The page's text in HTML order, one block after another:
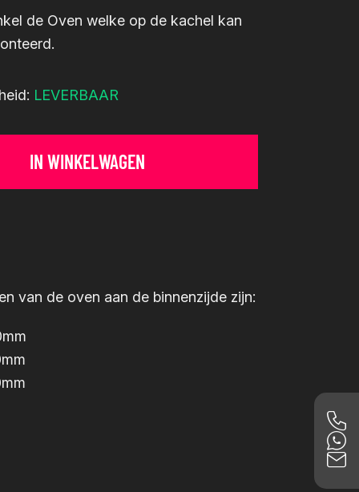
de Oven welke op de kachel kan
LEVERBAAR
IN WINKELWAGEN
van de oven aan de binnenzijde zijn: